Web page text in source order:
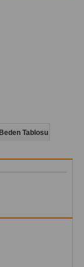
Beden Tablosu